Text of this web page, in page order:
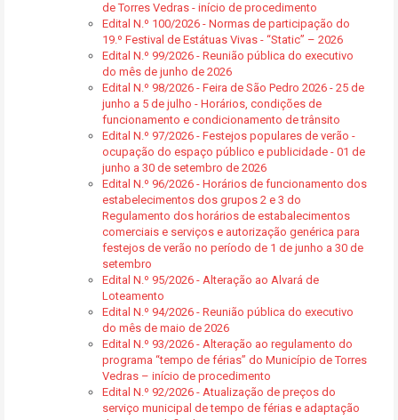
de Torres Vedras - início de procedimento
Edital N.º 100/2026 - Normas de participação do
19.º Festival de Estátuas Vivas - “Static” – 2026
Edital N.º 99/2026 - Reunião pública do executivo
do mês de junho de 2026
Edital N.º 98/2026 - Feira de São Pedro 2026 - 25 de
junho a 5 de julho - Horários, condições de
funcionamento e condicionamento de trânsito
Edital N.º 97/2026 - Festejos populares de verão -
ocupação do espaço público e publicidade - 01 de
junho a 30 de setembro de 2026
Edital N.º 96/2026 - Horários de funcionamento dos
estabelecimentos dos grupos 2 e 3 do
Regulamento dos horários de estabalecimentos
comerciais e serviços e autorização genérica para
festejos de verão no período de 1 de junho a 30 de
setembro
Edital N.º 95/2026 - Alteração ao Alvará de
Loteamento
Edital N.º 94/2026 - Reunião pública do executivo
do mês de maio de 2026
Edital N.º 93/2026 - Alteração ao regulamento do
programa “tempo de férias” do Município de Torres
Vedras – início de procedimento
Edital N.º 92/2026 - Atualização de preços do
serviço municipal de tempo de férias e adaptação